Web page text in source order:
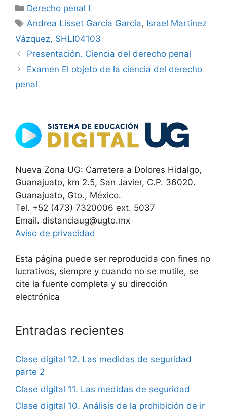
Categorías
Derecho penal I
Etiquetas
Andrea Lisset García García, Israel Martínez
Vázquez, SHLI04103
Presentación. Ciencia del derecho penal
Examen El objeto de la ciencia del derecho
penal
Nueva Zona UG: Carretera a Dolores Hidalgo,
Guanajuato, km 2.5, San Javier, C.P. 36020.
Guanajuato, Gto., México.
Tel. +52 (473) 7320006 ext. 5037
Email. distanciaug@ugto.mx
Aviso de privacidad
Esta página puede ser reproducida con fines no
lucrativos, siempre y cuando no se mutile, se
cite la fuente completa y su dirección
electrónica
Entradas recientes
Clase digital 12. Las medidas de seguridad
parte 2
Clase digital 11. Las medidas de seguridad
Clase digital 10. Análisis de la prohibición de ir